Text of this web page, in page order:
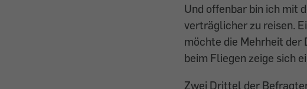
Und offenbar bin ich mit
verträglicher zu reisen.
möchte die Mehrheit der
beim Fliegen zeige sich
Zwei Drittel der